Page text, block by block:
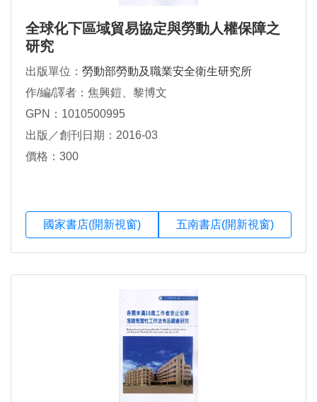
全球化下區域貿易協定與勞動人權保障之
研究
出版單位： 勞動部勞動及職業安全衛生研究所
作/編/譯者：焦興鎧、黎博文
GPN：1010500995
出版／創刊日期：2016-03
價格：300
國家書店(開新視窗) 五南書店(開新視窗)